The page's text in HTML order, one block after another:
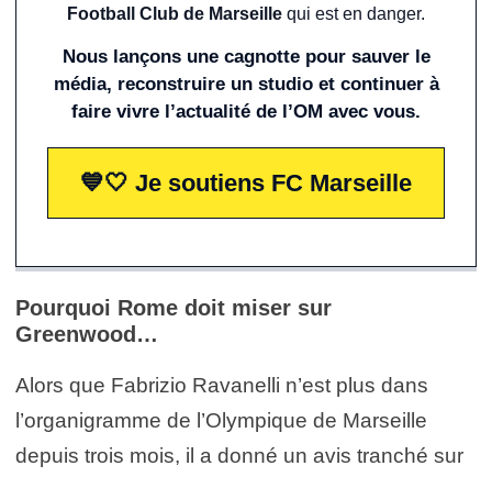
Football Club de Marseille qui est en danger.
Nous lançons une cagnotte pour sauver le
média, reconstruire un studio et continuer à
faire vivre l’actualité de l’OM avec vous.
💙🤍 Je soutiens FC Marseille
Pourquoi Rome doit miser sur
Greenwood…
Alors que Fabrizio Ravanelli n’est plus dans
l’organigramme de l’Olympique de Marseille
depuis trois mois, il a donné un avis tranché sur